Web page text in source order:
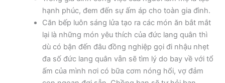
hạnh phúc, đem đến sự ấm áp cho toàn gia đình.
Căn bếp luôn sáng lửa tạo ra các món ăn bắt mắt
lại là những món yêu thích của đức lang quân thì
dù có bận đến đâu đồng nghiệp gọi đi nhậu nhẹt
đa số đức lang quân vẫn sẽ tìm lý do bay về với tổ
ấm của mình nơi có bữa cơm nóng hổi, vợ đảm